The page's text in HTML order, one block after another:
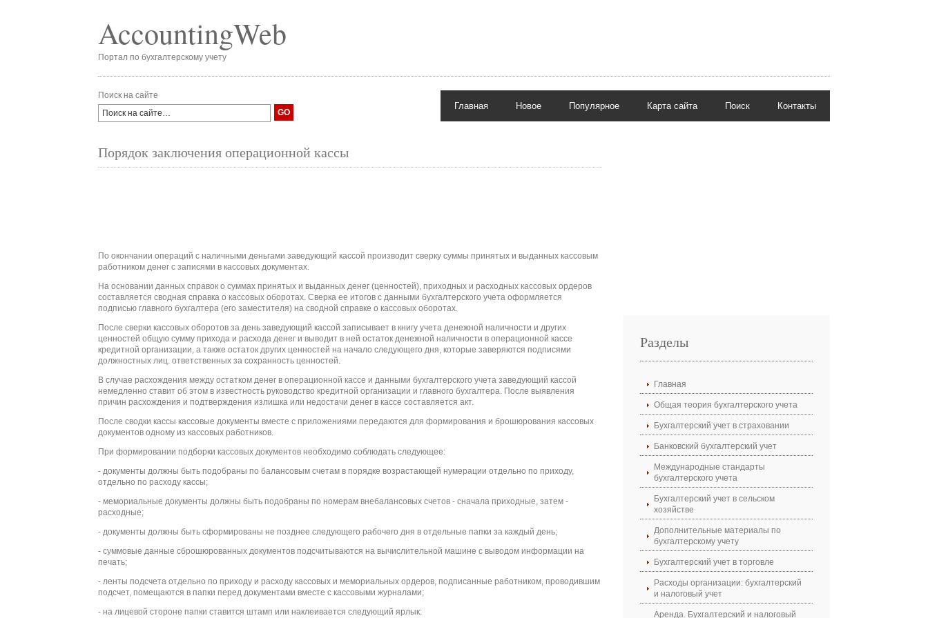
AccountingWeb
Портал по бухгалтерскому учету
Поиск на сайте
Главная Новое Популярное Карта сайта Поиск Контакты
Порядок заключения операционной кассы
По окончании операций с наличными деньгами заведующий кассой производит сверку суммы принятых и выданных кассовым
работником денег с записями в кассовых документах.
На основании данных справок о суммах принятых и выданных денег (ценностей), приходных и расходных кассовых ордеров
составляется сводная справка о кассовых оборотах. Сверка ее итогов с данными бухгалтерского учета оформляется
подписью главного бухгалтера (его заместителя) на сводной справке о кассовых оборотах.
После сверки кассовых оборотов за день заведующий кассой записывает в книгу учета денежной наличности и других
ценностей общую сумму прихода и расхода денег и выводит в ней остаток денежной наличности в операционной кассе
кредитной организации, а также остаток других ценностей на начало следующего дня, которые заверяются подписями
должностных лиц. ответственных за сохранность ценностей.
В случае расхождения между остатком денег в операционной кассе и данными бухгалтерского учета заведующий кассой
немедленно ставит об этом в известность руководство кредитной организации и главного бухгалтера. После выявления
причин расхождения и подтверждения излишка или недостачи денег в кассе составляется акт.
После сводки кассы кассовые документы вместе с приложениями передаются для формирования и брошюрования кассовых
документов одному из кассовых работников.
При формировании подборки кассовых документов необходимо соблюдать следующее:
- документы должны быть подобраны по балансовым счетам в порядке возрастающей нумерации отдельно по приходу,
отдельно по расходу кассы;
- мемориальные документы должны быть подобраны по номерам внебалансовых счетов - сначала приходные, затем -
расходные;
- документы должны быть сформированы не позднее следующего рабочего дня в отдельные папки за каждый день;
- суммовые данные сброшюрованных документов подсчитываются на вычислительной машине с выводом информации на
печать;
- ленты подсчета отдельно по приходу и расходу кассовых и мемориальных ордеров, подписанные работником, проводившим
подсчет, помещаются в папки перед документами вместе с кассовыми журналами;
- на лицевой стороне папки ставится штамп или наклеивается следующий ярлык:
Разделы
Главная
Общая теория бухгалтерского учета
Бухгалтерский учет в страховании
Банковский бухгалтерский учет
Международные стандарты
бухгалтерского учета
Бухгалтерский учет в сельском
хозяйстве
Дополнительные материалы по
бухгалтерскому учету
Бухгалтерский учет в торговле
Расходы организации: бухгалтерский
и налоговый учет
Аренда. Бухгалтерский и налоговый